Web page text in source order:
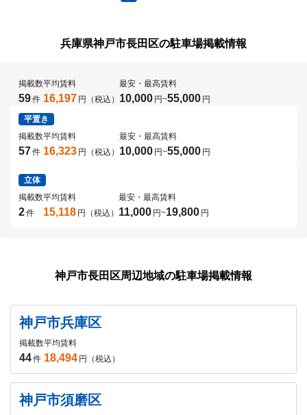
兵庫県神戸市長田区の駐車場掲載情報
掲載数
59件
平均賃料
16,197 円（税込）
最安・最高賃料
10,000 円~55,000 円
平置き
掲載数
57件
平均賃料
16,323 円（税込）
最安・最高賃料
10,000 円~55,000 円
立体
掲載数
2件
平均賃料
15,118 円（税込）
最安・最高賃料
11,000 円~19,800 円
神戸市長田区周辺地域の駐車場掲載情報
神戸市兵庫区
掲載数
44件
平均賃料
18,494 円（税込）
神戸市須磨区